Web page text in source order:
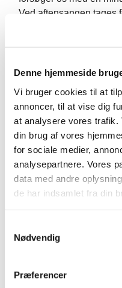
Denne hjemmeside
Vi bruger cookies til at
annoncer, til at vise dig
at analysere vores trafik.
din brug af vores
for sociale medier,
analysepartnere. Vores
data med andre
de har indsamlet fra din
Nødvendig
Præferencer
Ved aftensangen tages